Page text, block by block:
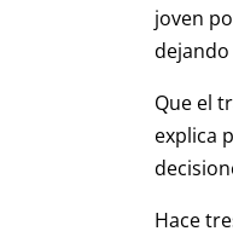
joven
Que el
explica
Hace